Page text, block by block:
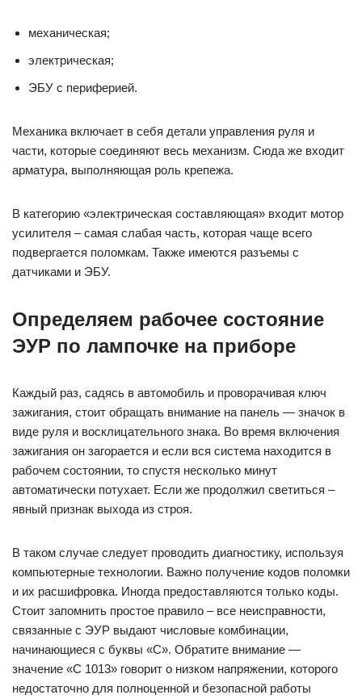
механическая;
электрическая;
ЭБУ с периферией.
Механика включает в себя детали управления руля и
части, которые соединяют весь механизм. Сюда же входит
арматура, выполняющая роль крепежа.
В категорию «электрическая составляющая» входит мотор
усилителя – самая слабая часть, которая чаще всего
подвергается поломкам. Также имеются разъемы с
датчиками и ЭБУ.
Определяем рабочее состояние
ЭУР по лампочке на приборе
Каждый раз, садясь в автомобиль и проворачивая ключ
зажигания, стоит обращать внимание на панель — значок в
виде руля и восклицательного знака. Во время включения
зажигания он загорается и если вся система находится в
рабочем состоянии, то спустя несколько минут
автоматически потухает. Если же продолжил светиться –
явный признак выхода из строя.
В таком случае следует проводить диагностику, используя
компьютерные технологии. Важно получение кодов поломки
и их расшифровка. Иногда предоставляются только коды.
Стоит запомнить простое правило – все неисправности,
связанные с ЭУР выдают числовые комбинации,
начинающиеся с буквы «С». Обратите внимание —
значение «С 1013» говорит о низком напряжении, которого
недостаточно для полноценной и безопасной работы